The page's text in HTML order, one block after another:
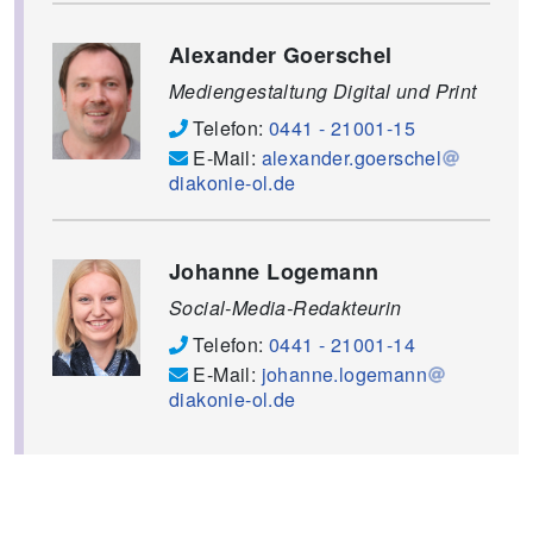
Alexander Goerschel
Mediengestaltung Digital und Print
Telefon:0441 - 21001-15
E-Mail: alexander.goerschel
diakonie-ol.de
Johanne Logemann
Social-Media-Redakteurin
Telefon:0441 - 21001-14
E-Mail: johanne.logemann
diakonie-ol.de